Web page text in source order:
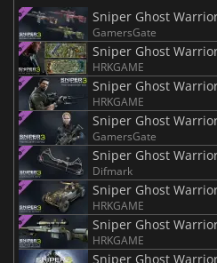
GamersGate
HRKGAME
Sniper Ghost
HRKGAME
GamersGate
Sniper Ghost
Difmark
HRKGAME
HRKGAME
Sniper Ghost